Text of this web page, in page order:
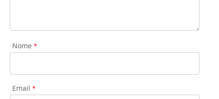
Nome *
Email *